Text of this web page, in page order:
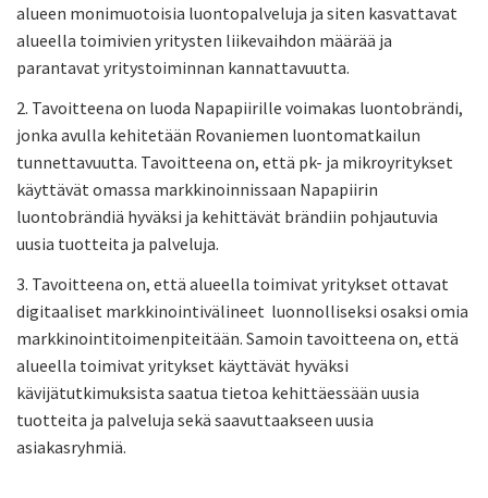
alueen monimuotoisia luontopalveluja ja siten kasvattavat
alueella toimivien yritysten liikevaihdon määrää ja
parantavat yritystoiminnan kannattavuutta.
2. Tavoitteena on luoda Napapiirille voimakas luontobrändi,
jonka avulla kehitetään Rovaniemen luontomatkailun
tunnettavuutta. Tavoitteena on, että pk- ja mikroyritykset
käyttävät omassa markkinoinnissaan Napapiirin
luontobrändiä hyväksi ja kehittävät brändiin pohjautuvia
uusia tuotteita ja palveluja.
3. Tavoitteena on, että alueella toimivat yritykset ottavat
digitaaliset markkinointivälineet luonnolliseksi osaksi omia
markkinointitoimenpiteitään. Samoin tavoitteena on, että
alueella toimivat yritykset käyttävät hyväksi
kävijätutkimuksista saatua tietoa kehittäessään uusia
tuotteita ja palveluja sekä saavuttaakseen uusia
asiakasryhmiä.